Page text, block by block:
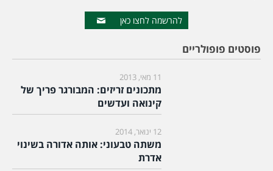
להרשמה לחצו כאן
פוסטים פופולריים
11 מאי, 2013
מתכונים זריזים: המבורגר פריך של
קינואה ועדשים
12 ינואר, 2014
משתה טבעוני: אותה אדורה בשינוי
אדרת